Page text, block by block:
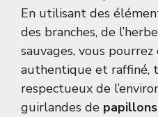
En utilisant des
des branches, de
sauvages, vous
authentique et raffiné,
respectueux de
guirlandes de papillons